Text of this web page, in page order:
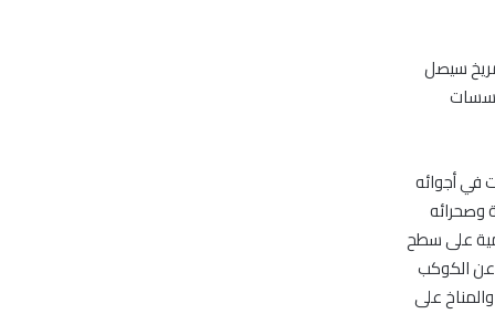
المريخ سيصل
200 مختص من المؤسسات
في أجوائه
وصحرائه
على سطح
عن الكوكب
على